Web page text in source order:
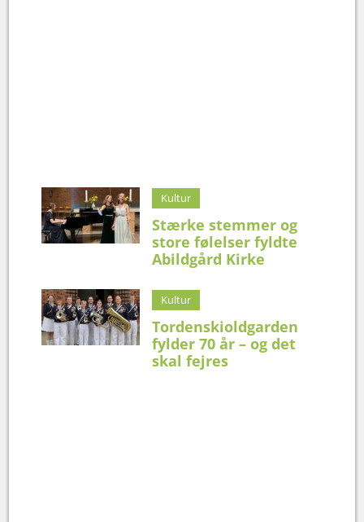
Kultur
Stærke stemmer og
store følelser fyldte
Abildgård Kirke
Kultur
Tordenskioldgarden
fylder 70 år – og det
skal fejres